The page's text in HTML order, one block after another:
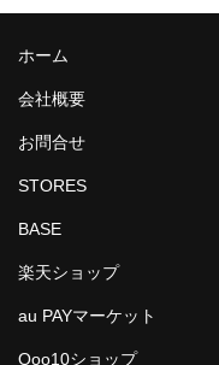
ヘルメット
くつ下
新幹線シリーズ
木製玩具
トレーナー
ホーム
会社概要
お問合せ
STORES
BASE
楽天ショップ
au PAYマーケット
Qoo10ショップ